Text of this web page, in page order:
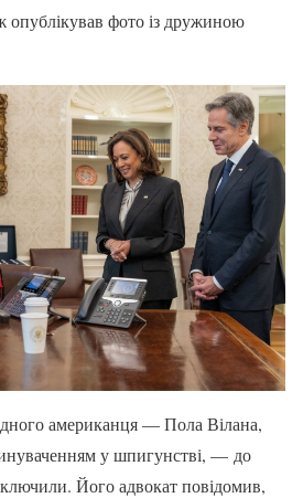
опублікував фото із дружиною
американця — Пола Вілана,
у шпигунстві, — до
Його адвокат повідомив,